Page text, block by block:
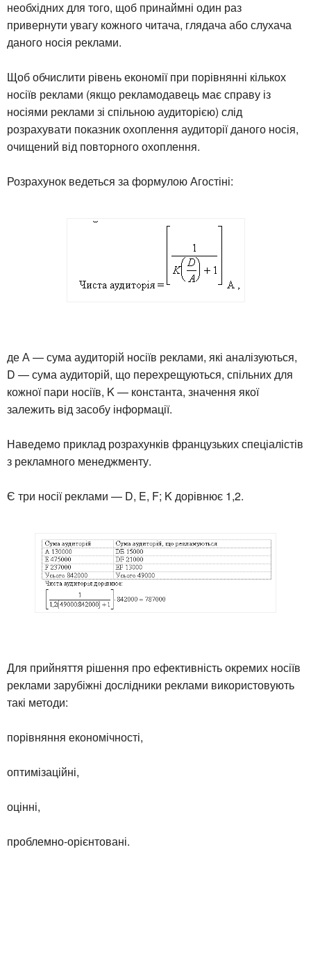
необхідних для того, щоб принаймні один раз
привернути увагу кожного читача, глядача або слухача
даного носія реклами.
Щоб обчислити рівень економії при порівнянні кількох
носіїв реклами (якщо рекламодавець має справу із
носіями реклами зі спільною аудиторією) слід
розрахувати показник охоплення аудиторії даного носія,
очищений від повторного охоплення.
Розрахунок ведеться за формулою Агостіні:
де А — сума аудиторій носіїв реклами, які аналізуються,
D — сума аудиторій, що перехрещуються, спільних для
кожної пари носіїв, K — константа, значення якої
залежить від засобу інформації.
Наведемо приклад розрахунків французьких спеціалістів
з рекламного менеджменту.
Є три носії реклами — D, E, F; K дорівнює 1,2.
Для прийняття рішення про ефективність окремих носіїв
реклами зарубіжні дослідники реклами використовують
такі методи:
порівняння економічності,
оптимізаційні,
оцінні,
проблемно-орієнтовані.